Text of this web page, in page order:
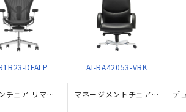
DFALP
アーロンチェア リマスタード ポリッシュドアルミ（W685×D675×H930-1045）
AI-RA42053-VBK
マネージメントチェアRA ローバック W680×D715×H955-1010 ブラック